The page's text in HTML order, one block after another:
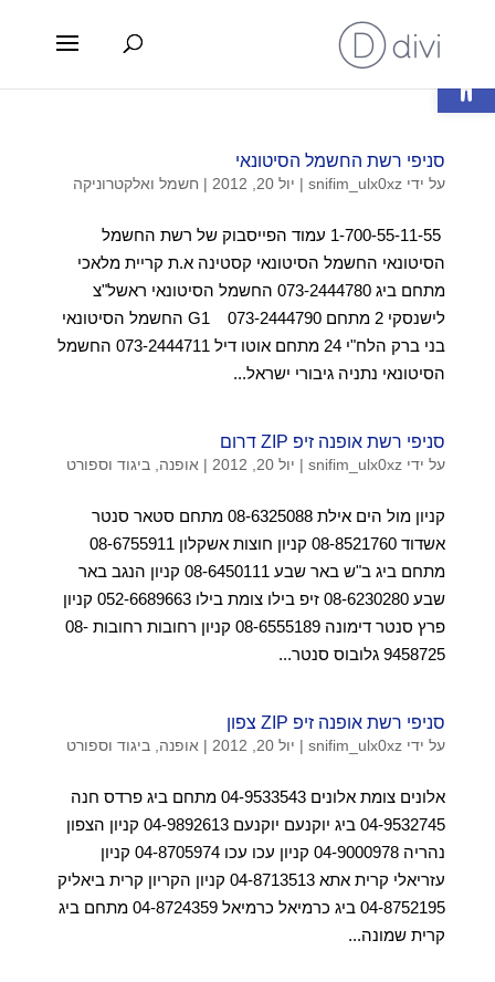
סניפי רשת החשמל הסיטונאי
על ידי snifim_ulx0xz
| יול 20, 2012 | חשמל ואלקטרוניקה
1-700-55-11-55 עמוד הפייסבוק של רשת החשמל
הסיטונאי החשמל הסיטונאי קסטינה א.ת קריית מלאכי
מתחם ביג 073-2444780 החשמל הסיטונאי ראשל"צ
לישנסקי 2 מתחם G1 073-2444790 החשמל הסיטונאי
בני ברק הלח"י 24 מתחם אוטו דיל 073-2444711 החשמל
הסיטונאי נתניה גיבורי ישראל...
סניפי רשת אופנה זיפ ZIP דרום
על ידי snifim_ulx0xz
| יול 20, 2012 | אופנה, ביגוד וספורט
קניון מול הים אילת 08-6325088 מתחם סטאר סנטר
אשדוד 08-8521760 קניון חוצות אשקלון 08-6755911
מתחם ביג ב"ש באר שבע 08-6450111 קניון הנגב באר
שבע 08-6230280 זיפ בילו צומת בילו 052-6689663 קניון
פרץ סנטר דימונה 08-6555189 קניון רחובות רחובות 08-
9458725 גלובוס סנטר...
סניפי רשת אופנה זיפ ZIP צפון
על ידי snifim_ulx0xz
| יול 20, 2012 | אופנה, ביגוד וספורט
אלונים צומת אלונים 04-9533543 מתחם ביג פרדס חנה
04-9532745 ביג יוקנעם יוקנעם 04-9892613 קניון הצפון
נהריה 04-9000978 קניון עכו עכו 04-8705974 קניון
עזריאלי קרית אתא 04-8713513 קניון הקריון קרית ביאליק
04-8752195 ביג כרמיאל כרמיאל 04-8724359 מתחם ביג
קרית שמונה...
פתח סרגל נגישות